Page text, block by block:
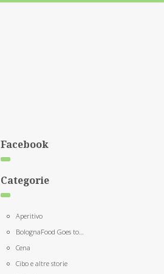
Facebook
Categorie
Aperitivo
BolognaFood Goes to…
Cena
Cibo e altre storie